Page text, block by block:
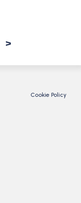
>
Cookie Policy